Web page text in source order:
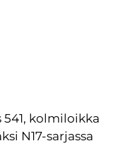
541, kolmiloikka
N17-sarjassa